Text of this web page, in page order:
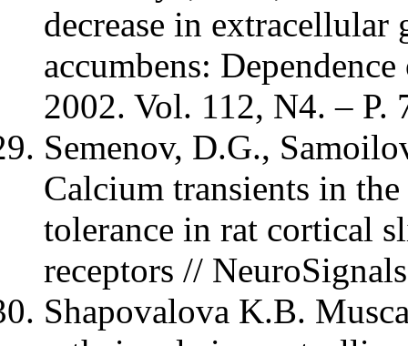
decrease in
accumbens:
2002. Vol. 112, N4. – P.
Semenov, D.G.,
Calcium transients in
tolerance in rat cortical
receptors //
Shapovalova K.B.